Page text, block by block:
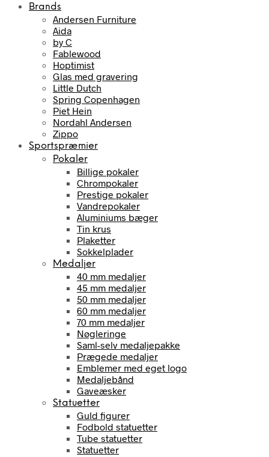
Brands
Andersen Furniture
Aida
by C
Fablewood
Hoptimist
Glas med gravering
Little Dutch
Spring Copenhagen
Piet Hein
Nordahl Andersen
Zippo
Sportspræmier
Pokaler
Billige pokaler
Chrompokaler
Prestige pokaler
Vandrepokaler
Aluminiums bæger
Tin krus
Plaketter
Sokkelplader
Medaljer
40 mm medaljer
45 mm medaljer
50 mm medaljer
60 mm medaljer
70 mm medaljer
Nøgleringe
Saml-selv medaljepakke
Prægede medaljer
Emblemer med eget logo
Medaljebånd
Gaveæsker
Statuetter
Guld figurer
Fodbold statuetter
Tube statuetter
Statuetter